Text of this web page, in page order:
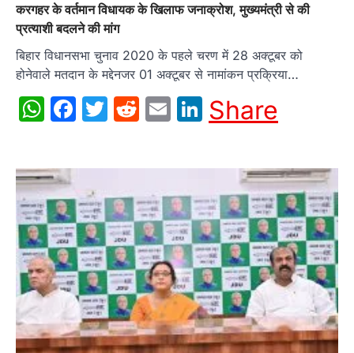
करगहर के वर्तमान विधायक के खिलाफ जनाक्रोश, मुख्यमंत्री से की
प्रत्याशी बदलने की मांग
बिहार विधानसभा चुनाव 2020 के पहले चरण में 28 अक्टूबर को
होनेवाले मतदान के मद्देनजर 01 अक्टूबर से नामांकन प्रक्रिया…
WhatsApp
Facebook
Twitter
Reddit
EmailLinkedIn
Share